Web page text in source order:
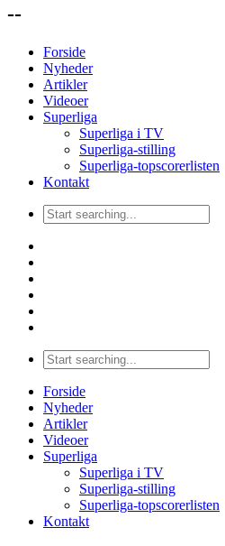
--
Forside
Nyheder
Artikler
Videoer
Superliga
Superliga i TV
Superliga-stilling
Superliga-topscorerlisten
Kontakt
Forside
Nyheder
Artikler
Videoer
Superliga
Superliga i TV
Superliga-stilling
Superliga-topscorerlisten
Kontakt